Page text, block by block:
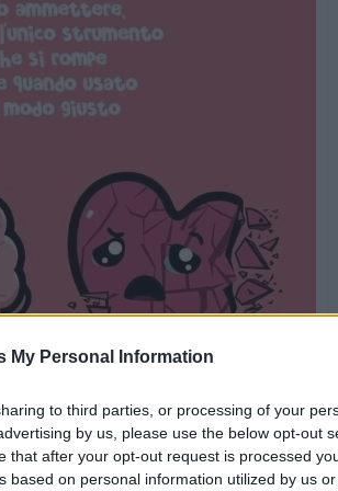
My Personal Information
to third parties, or processing of your
by us, please use the below opt-out
that after your opt-out request is processed
based on personal information utilized by us
 Commenti: 6